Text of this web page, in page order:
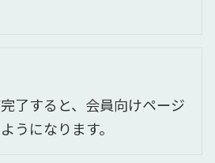
了すると、会員向けページ
うになります。